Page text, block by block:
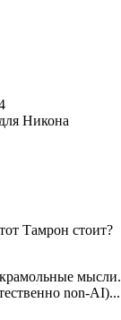
Никона
Тамрон стоит?
мысли.
non-AI)...